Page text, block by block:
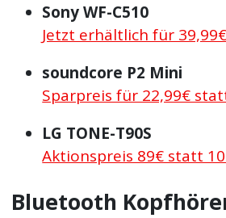
Sony WF-C510
Jetzt erhältlich für
soundcore P2 Mini
Sparpreis für 22,99€
LG TONE-T90S
Aktionspreis 89€ statt
Bluetooth